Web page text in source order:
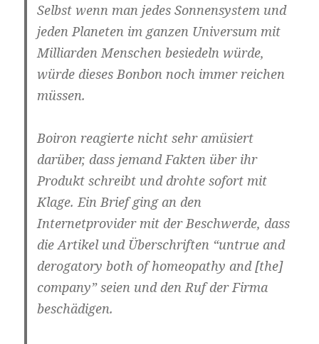
Selbst wenn man jedes Sonnensystem und
jeden Planeten im ganzen Universum mit
Milliarden Menschen besiedeln würde,
würde dieses Bonbon noch immer reichen
müssen.
Boiron reagierte nicht sehr amüsiert
darüber, dass jemand Fakten über ihr
Produkt schreibt und drohte sofort mit
Klage. Ein Brief ging an den
Internetprovider mit der Beschwerde, dass
die Artikel und Überschriften “untrue and
derogatory both of homeopathy and [the]
company” seien und den Ruf der Firma
beschädigen.